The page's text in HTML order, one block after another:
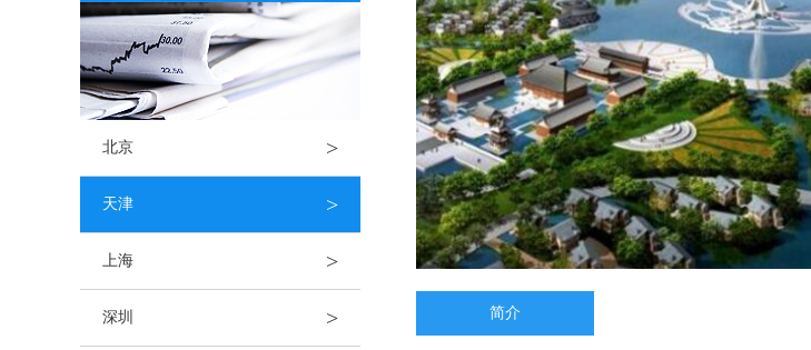
北京 >
天津 >
上海 >
深圳 > 简介